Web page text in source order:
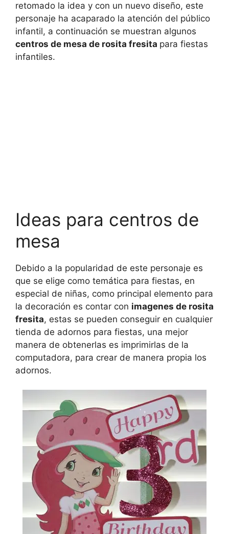
retomado la idea y con un nuevo diseño, este
personaje ha acaparado la atención del público
infantil, a continuación se muestran algunos
centros de mesa de rosita fresita para fiestas
infantiles.
Ideas para centros de
mesa
Debido a la popularidad de este personaje es
que se elige como temática para fiestas, en
especial de niñas, como principal elemento para
la decoración es contar con imagenes de rosita
fresita, estas se pueden conseguir en cualquier
tienda de adornos para fiestas, una mejor
manera de obtenerlas es imprimirlas de la
computadora, para crear de manera propia los
adornos.